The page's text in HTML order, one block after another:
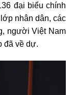
đại biểu chính
nhân dân, các
người Việt Nam
đã về dự.